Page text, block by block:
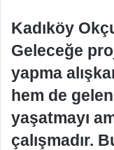
Kadıköy
Geleceğe
yapma
hem de
yaşatmayı
çalışmadır.